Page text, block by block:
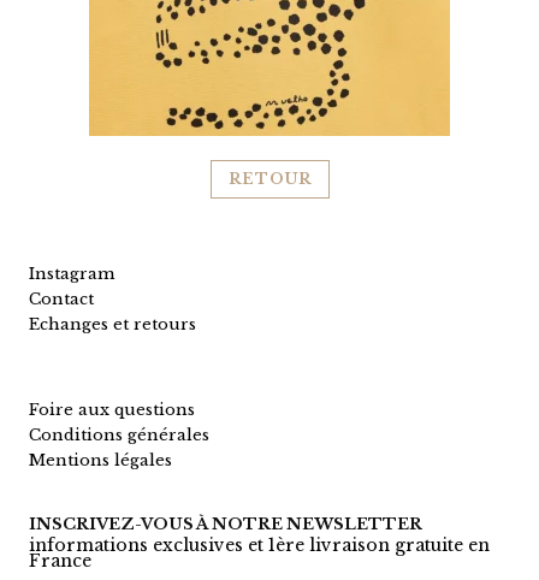
RETOUR
Instagram
Contact
Echanges et retours
Foire aux questions
Conditions générales
Mentions légales
INSCRIVEZ-VOUS À NOTRE NEWSLETTER
informations exclusives et 1ère livraison gratuite en
France